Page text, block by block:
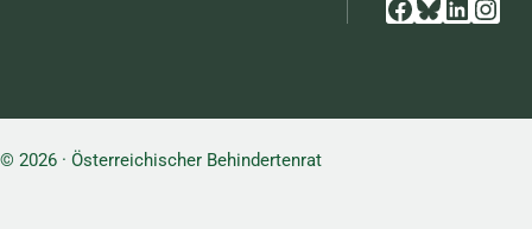
Facebook
Bluesky
© 2026 · Österreichischer Behindertenrat